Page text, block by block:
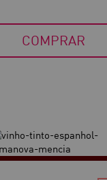
COMPRAR